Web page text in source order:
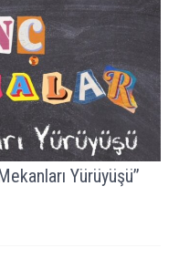
Yürüyüşü’’